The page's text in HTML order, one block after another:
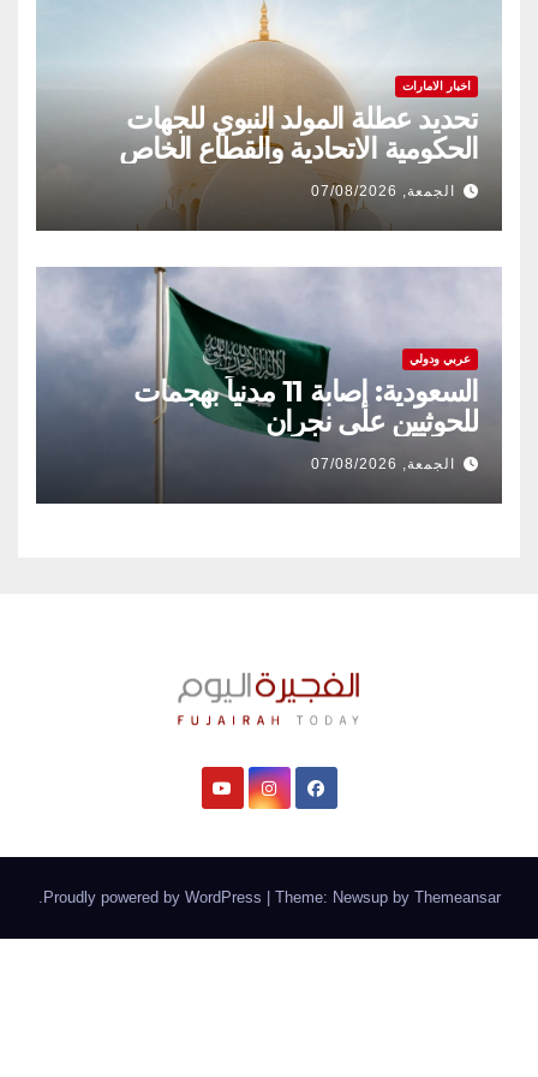
اخبار الامارات
تحديد عطلة المولد النبوي للجهات
الحكومية الاتحادية والقطاع الخاص
الجمعة, 07/08/2026
عربي ودولي
السعودية: إصابة 11 مدنياً بهجمات
للحوثيين على نجران
الجمعة, 07/08/2026
Proudly powered by WordPress|Theme: Newsup byThemeansar
.